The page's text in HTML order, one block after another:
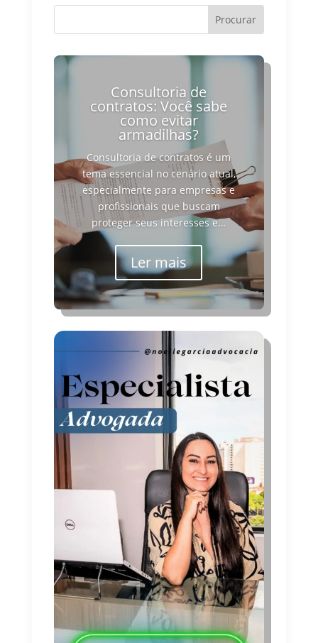
Consultoria de
contratos: Você sabe
como evitar
armadilhas?
Consultoria de contratos é um
tema essencial no cenário atual,
especialmente para empresas e
profissionais que buscam
proteger seus interesses e…
Ler mais